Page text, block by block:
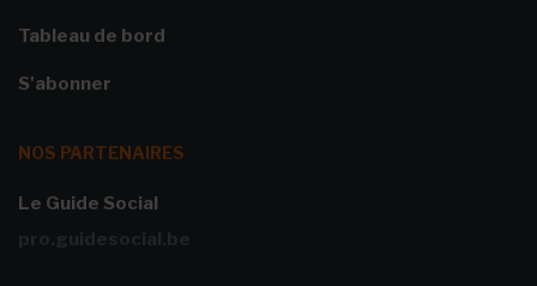
Tableau de bord
S'abonner
NOS PARTENAIRES
Le Guide Social
pro.guidesocial.be